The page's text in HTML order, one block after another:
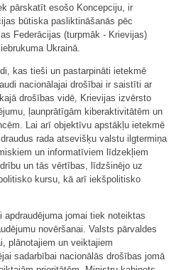
pārskatīt esošo Koncepciju, ir
būtiska pasliktināšanās pēc
Federācijas (turpmāk - Krievijas)
Ukrainā.
kas tieši un pastarpināti ietekmē
nacionālajai drošībai ir saistīti ar
drošības vidē, Krievijas izvērsto
ļaunprātīgām kiberaktivitātēm un
Lai arī objektīvu apstākļu ietekmē
rada atsevišķu valstu ilgtermiņa
un informatīviem līdzekļiem
un tās vērtības, līdzšinējo uz
kursu, kā arī iekšpolitisko
apdraudējuma jomai tiek noteiktas
novēršanai. Valsts pārvaldes
plānotajiem un veiktajiem
sadarbībai nacionālās drošības jomā